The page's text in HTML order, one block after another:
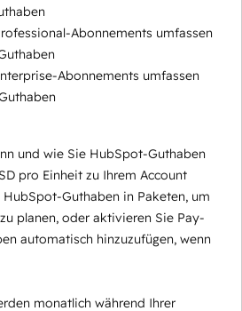
Abonnements umfassen
Abonnements umfassen
und wie Sie HubSpot-Guthaben
pro Einheit zu Ihrem Account
HubSpot-Guthaben in Paketen, um
planen, oder aktivieren Sie Pay-
automatisch hinzuzufügen, wenn
monatlich während Ihrer